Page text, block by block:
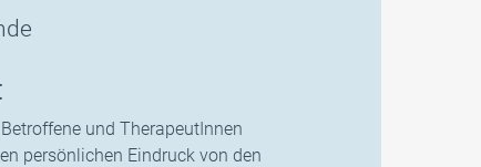
und TherapeutInnen
persönlichen Eindruck von den